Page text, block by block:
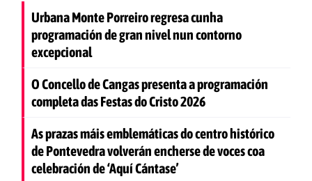
Urbana Monte Porreiro regresa cunha
programación de gran nivel nun contorno
excepcional
O Concello de Cangas presenta a programación
completa das Festas do Cristo 2026
As prazas máis emblemáticas do centro histórico
de Pontevedra volverán encherse de voces coa
celebración de ‘Aquí Cántase’